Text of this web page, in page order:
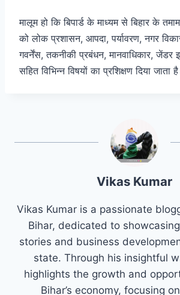
मालूम हो कि बिपार्ड के माध्यम से बिहार के
को लोक प्रशासन, आपदा, पर्यावरण, नगर
गवर्नेंस, तकनीकी प्रबंधन, मानवाधिकार, जेंडर
सहित विभिन्न विषयों का प्रशिक्षण दिया जाता
Vikas Kumar
Vikas Kumar is a passionate
Bihar, dedicated to
stories and business
state. Through his insightful
highlights the growth and
Bihar’s economy, focusing